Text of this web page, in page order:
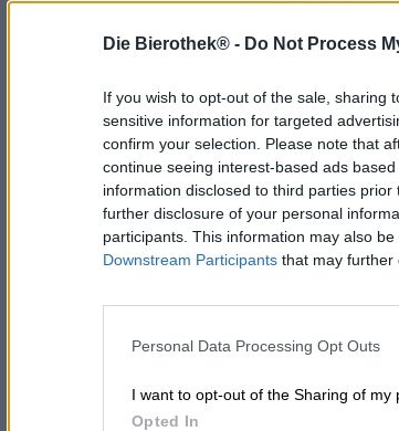
Die Bierothek® - Do Not Process
If you wish to opt-out of the sale, sharing
sensitive information for targeted
confirm your selection. Please note that
continue seeing interest-based ads
information disclosed to third parties
further disclosure of your personal
participants. This information may also
Downstream Participants that may further
Personal Data Processing Opt Outs
I want to opt-out of the Sharing of my
Opted In
* Preise inkl.
Beschreibung
Weihnachten ist
ausgesuchten
Schenkens im
ihrem
gar nichts. Weil
kauft, wird es für
oft vereinbart